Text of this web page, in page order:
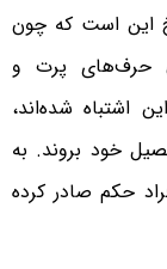
این است که چون
حرف‌های پرت و
اشتباه شده‌اند،
خود بروند. به
حکم صادر کرده